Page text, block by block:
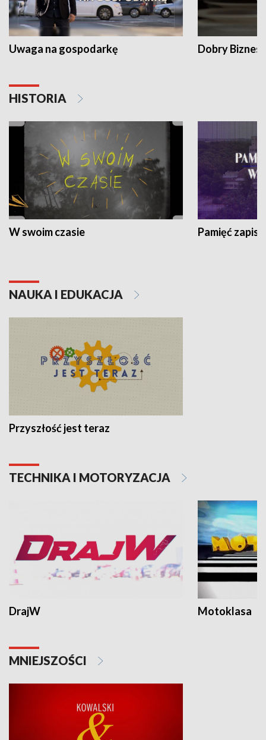
Uwaga na gospodarkę Dobry Biznes
HISTORIA
W swoim czasie Pamięć
NAUKA I EDUKACJA
Przyszłość jest teraz
TECHNIKA I MOTORYZACJA
DrajW Motoklasa
MNIEJSZOŚCI